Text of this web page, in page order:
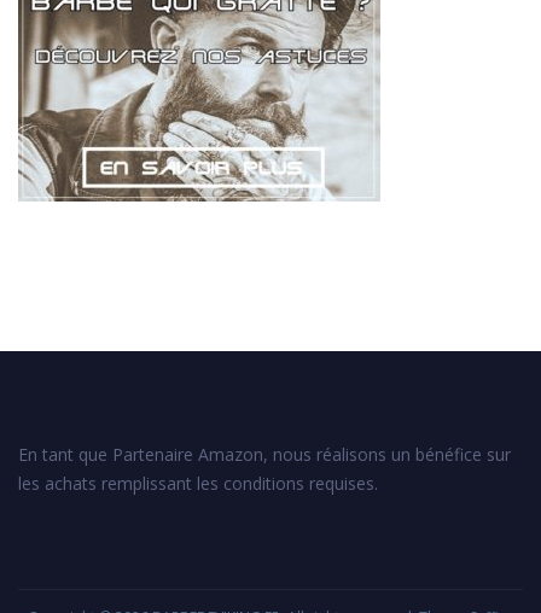
En tant que Partenaire Amazon, nous réalisons un bénéfice sur
les achats remplissant les conditions requises.